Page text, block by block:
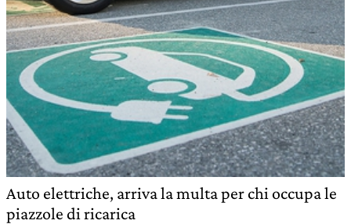
Auto elettriche, arriva la multa per chi occupa le
piazzole di ricarica